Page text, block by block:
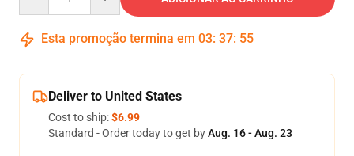
Esta promoção termina em 03: 37: 54
Deliver to United States
Cost to ship:$6.99
Standard - Order today to get byAug. 16 - Aug. 23